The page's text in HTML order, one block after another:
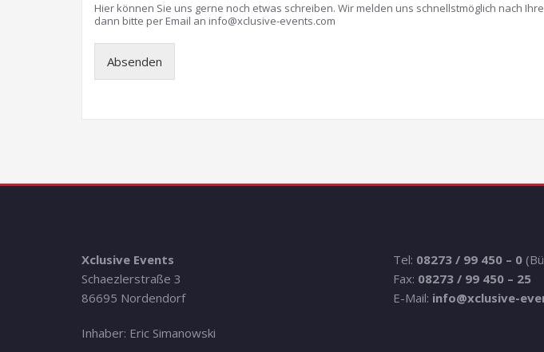
Hier können Sie uns gerne noch etwas schreiben. Wir melden uns schnellstmöglich nach
dann bitte per Email an info@xclusive-events.com
Absenden
Xclusive Events
Schaezlerstraße 3
86695 Nordendorf
Inhaber: Eric Simanowski
Tel: 08273 / 99 450 – 0
Fax: 08273 / 99 450 – 25
E-Mail: info@xclusive-